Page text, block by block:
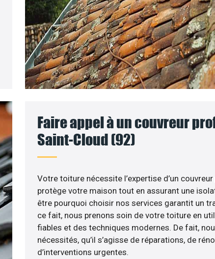
Faire appel à un couvreur
Saint-Cloud (92)
Votre toiture nécessite l’expertise d’un
protège votre maison tout en assurant une
être pourquoi choisir nos services garantit un
ce fait, nous prenons soin de votre toiture en
fiables et des techniques modernes. De fait,
nécessités, qu’il s’agisse de réparations, de
d’interventions urgentes.